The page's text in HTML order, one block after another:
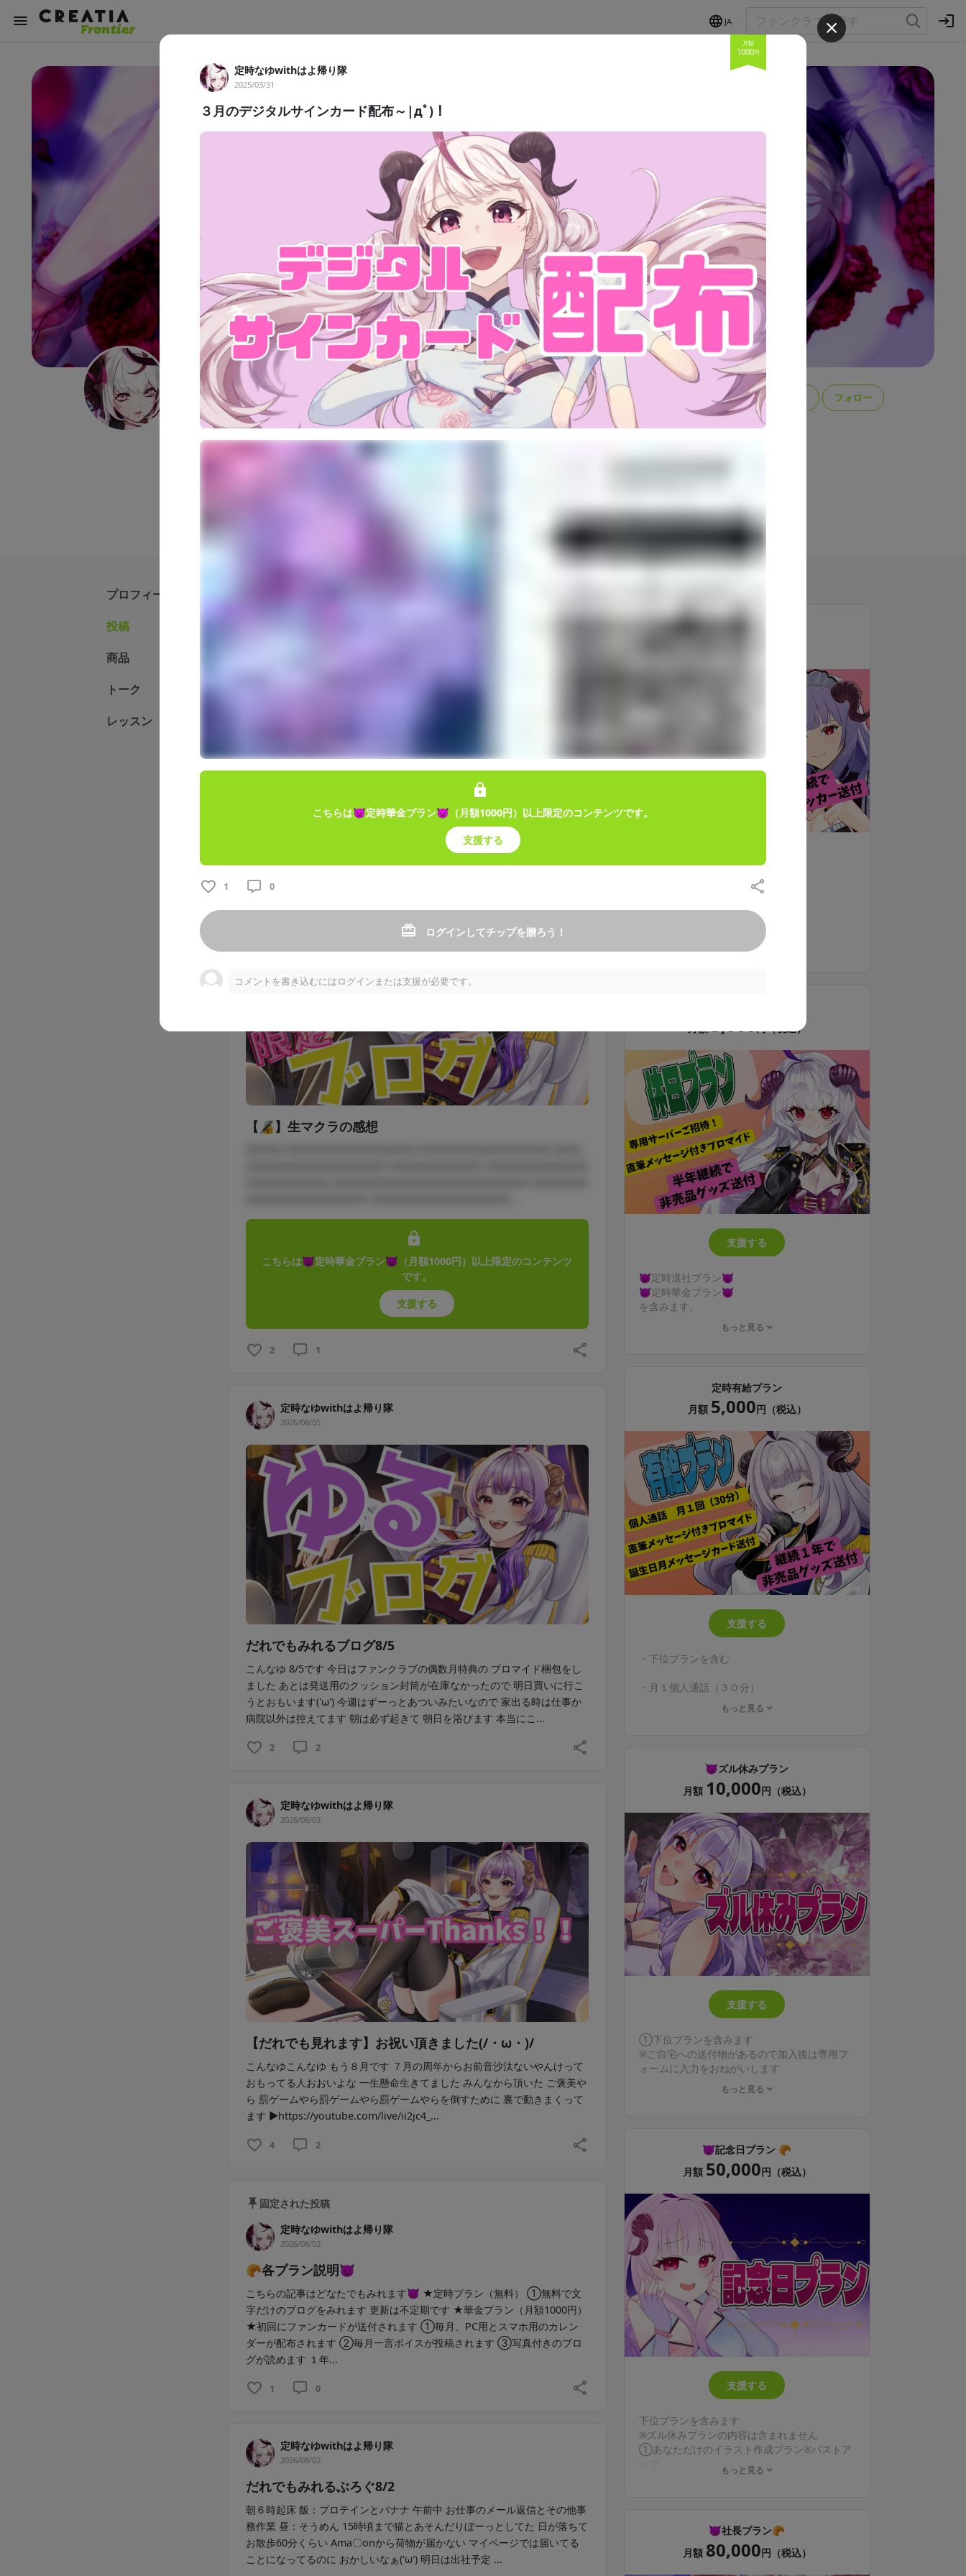
JA
定時なゆwithはよ帰り隊
VTuber Starfacet 定時なゆ 悪魔 社畜 社会人 女性 日常 通話券 ブログ
定時なゆをこっそり応援したい方！ どどどどんと応援したい方！ 通話プランもあるので 相談とか雑談とかしたいな
ぁって思うかた！ ぜひぜひファンクラブに入ってね(*'ω'*)❤
フォロー
プロフィール
投稿
商品
トーク
レッスン
字だけのブログをみれます 更新は不定期です ★華金プラン（月額1000円）
★初回にファンカードが送付されます ①毎月、PC用とスマホ用のカレン
ダーが配布されます ②毎月一言ボイスが投稿されます ③写真付きのブロ
【🔏】生マクラの感想
こちらは👿定時華金プラン👿（月額1000円）以上限定のコンテンツ
です。
支援する
2 1
定時なゆwithはよ帰り隊
2026/08/05
だれでもみれるブログ8/5
こんなゆ 8/5です 今日はファンクラブの偶数月特典の ブロマイド梱包をし
ました あとは発送用のクッション封筒が在庫なかったので 明日買いに行こ
うとおもいます('ω') 今週はずーっとあついみたいなので 家出る時は仕事か
病院以外は控えてます 朝は必ず起きて 朝日を浴びます 本当にこ...
2 2
定時なゆwithはよ帰り隊
2026/08/03
【だれでも見れます】お祝い頂きました(/・ω・)/
こんなゆこんなゆ もう８月です ７月の周年からお前音沙汰ないやんけって
おもってる人おおいよな 一生懸命生きてました みんなから頂いた ご褒美や
ら 罰ゲームやら罰ゲームやら罰ゲームやらを倒すために 裏で動きまくって
ます ▶https://youtube.com/live/ii2jc4_...
4 2
固定された投稿
定時なゆwithはよ帰り隊
2026/08/02
🥐各プラン説明👿
こちらの記事はどなたでもみれます👿 ★定時プラン（無料） ①無料で文
字だけのブログをみれます 更新は不定期です ★華金プラン（月額1000円）
★初回にファンカードが送付されます ①毎月、PC用とスマホ用のカレン
ダーが配布されます ②毎月一言ボイスが投稿されます ③写真付きのブロ
グが読めます １年...
1 0
定時なゆwithはよ帰り隊
2026/08/02
だれでもみれるぶろぐ8/2
朝６時起床 飯：プロテインとバナナ 午前中 お仕事のメール返信とその他事
務作業 昼：そうめん 15時頃まで猫とあそんだりぼーっとしてた 日が落ちて
お散歩60分くらい Ama〇onから荷物が届かない マイページでは届いてる
ことになってるのに おかしいなぁ('ω') 明日は出社予定 ...
定時なゆwithはよ帰り隊
2025/03/31
月額
1000円
３月のデジタルサインカード配布～|дﾟ)！
こちらは👿定時華金プラン👿（月額1000円）以上限定のコンテンツです。
支援する
1 0
ログインしてチップを贈ろう！
コメントを書き込むにはログインまたは支援が必要です。
👿定時華金プラン👿
1,000
支援する
・重大告知先行発表
・月１ボイス付デジタルサインカード配布
もっと見る
月額 3,000円（税込）
支援する
👿定時退社プラン👿
👿定時華金プラン👿
を含みます。
もっと見る
定時有給プラン
月額 5,000円（税込）
支援する
・下位プランを含む
・月１個人通話（３０分）
・個別チャット（返信は不定期です！）
・お名前入りメッセージフォト送付（希望者）
月になる可能性がございます
※２月～１年間継続でオリジナルグッズプレゼ
ント
（一般販売してないものになります）
もっと見る
👿ズル休みプラン
月額 10,000円（税込）
支援する
①下位プランを含みます
※ご自宅への送付物があるので加入後は専用フ
ォームに入力をおねがいします
②あなただけのボイスを録音いたします
※台本のご用意をお願いします
※招待されたDiscordの個別チャットにて台本を
※お渡しは個別チャットでギガファイル便とな
ります
③音声ファイルとデジタルメッセージファイル
を送付いたします
もっと見る
👿記念日プラン 🥐
月額 50,000円（税込）
支援する
下位プランを含みます
※ズル休みプランの内容は含まれません
①あなただけのイラスト作成プラン※バストア
⚠️R18イラストやセンシティブギリギリのもの
専用フォームをクリエイティアのメッセージ機
能にてお送りしますので
もっと見る
👿社長プラン🥐
月額 80,000円（税込）